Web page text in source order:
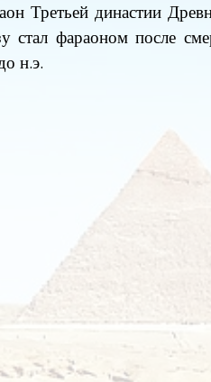
Третьей династии
стал фараоном после
н.э.